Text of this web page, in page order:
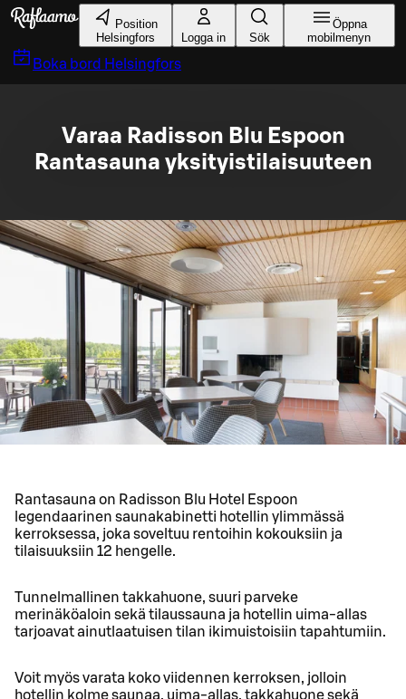
Gå till huvudinnehållet
Position
Helsingfors
Logga in Sök
Öppna
mobilmenyn
Boka bord Helsingfors
Varaa Radisson Blu Espoon
Rantasauna yksityistilaisuuteen
Rantasauna on Radisson Blu Hotel Espoon
legendaarinen saunakabinetti hotellin ylimmässä
kerroksessa, joka soveltuu rentoihin kokouksiin ja
tilaisuuksiin 12 hengelle.
Tunnelmallinen takkahuone, suuri parveke
merinäköaloin sekä tilaussauna ja hotellin uima-allas
tarjoavat ainutlaatuisen tilan ikimuistoisiin tapahtumiin.
Voit myös varata koko viidennen kerroksen, jolloin
hotellin kolme saunaa, uima-allas, takkahuone sekä